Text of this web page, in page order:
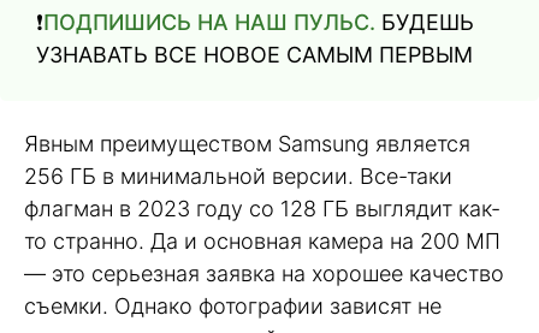
❗️ПОДПИШИСЬ НА НАШ ПУЛЬС. БУДЕШЬ
УЗНАВАТЬ ВСЕ НОВОЕ САМЫМ ПЕРВЫМ
Явным преимуществом Samsung является
256 ГБ в минимальной версии. Все-таки
флагман в 2023 году со 128 ГБ выглядит как-
то странно. Да и основная камера на 200 МП
— это серьезная заявка на хорошее качество
съемки. Однако фотографии зависят не